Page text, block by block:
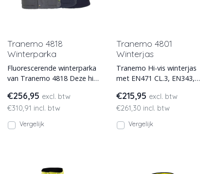
Tranemo 4818
Winterparka
Fluorescerende winterparka
van Tranemo 4818 Deze high
en waterdicht e
€256,95 excl. btw
€310,91 incl. btw
Vergelijk
Tranemo 4801
Winterjas
Tranemo Hi-vis winterjas
met EN471 CL.3, EN343,
tegen de kou en regen. In
€215,95 excl. btw
€261,30 incl. btw
Vergelijk